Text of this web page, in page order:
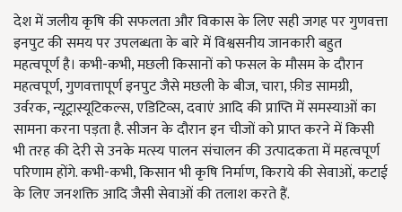
देश में जलीय कृषि की सफलता और विकास के लिए सही जगह पर गुणवत्ता
इनपुट की समय पर उपलब्धता के बारे में विश्वसनीय जानकारी बहुत
महत्वपूर्ण है। कभी-कभी, मछली किसानों को फसल के मौसम के दौरान
महत्वपूर्ण, गुणवत्तापूर्ण इनपुट जैसे मछली के बीज, चारा, फ़ीड सामग्री,
उर्वरक, न्यूट्रास्यूटिकल्स, एडिटिव्स, दवाएं आदि की प्राप्ति में समस्याओं का
सामना करना पड़ता है. सीजन के दौरान इन चीजों को प्राप्त करने में किसी
भी तरह की देरी से उनके मत्स्य पालन संचालन की उत्पादकता में महत्वपूर्ण
परिणाम होंगे. कभी-कभी, किसान भी कृषि निर्माण, किराये की सेवाओं, कटाई
के लिए जनशक्ति आदि जैसी सेवाओं की तलाश करते हैं.